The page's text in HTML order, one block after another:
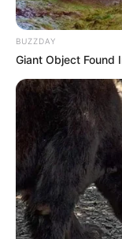
BUZZDAY
Giant Object Found